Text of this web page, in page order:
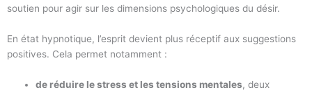
soutien pour agir sur les dimensions psychologiques du désir.
En état hypnotique, l’esprit devient plus réceptif aux suggestions
positives. Cela permet notamment :
de réduire le stress et les tensions mentales, deux